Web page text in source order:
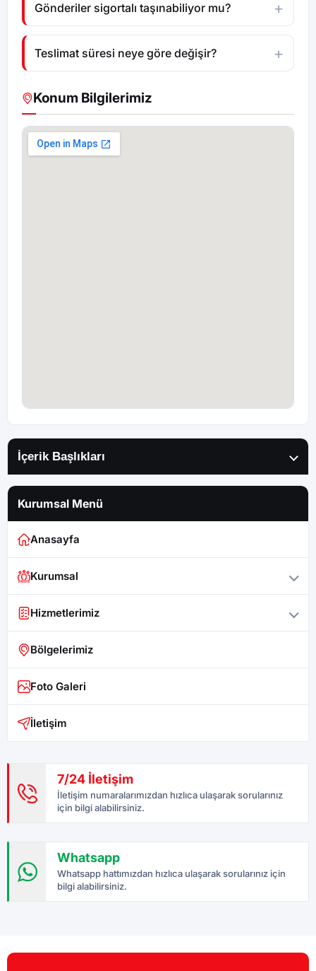
Gönderiler sigortalı taşınabiliyor mu?
Teslimat süresi neye göre değişir?
Konum Bilgilerimiz
İçerik Başlıkları
Kurumsal Menü
Anasayfa
Kurumsal
Hizmetlerimiz
Bölgelerimiz
Foto Galeri
İletişim
7/24 İletişim
İletişim numaralarımızdan hızlıca ulaşarak sorularınız
için bilgi alabilirsiniz.
Whatsapp
Whatsapp hattımızdan hızlıca ulaşarak sorularınız için
bilgi alabilirsiniz.